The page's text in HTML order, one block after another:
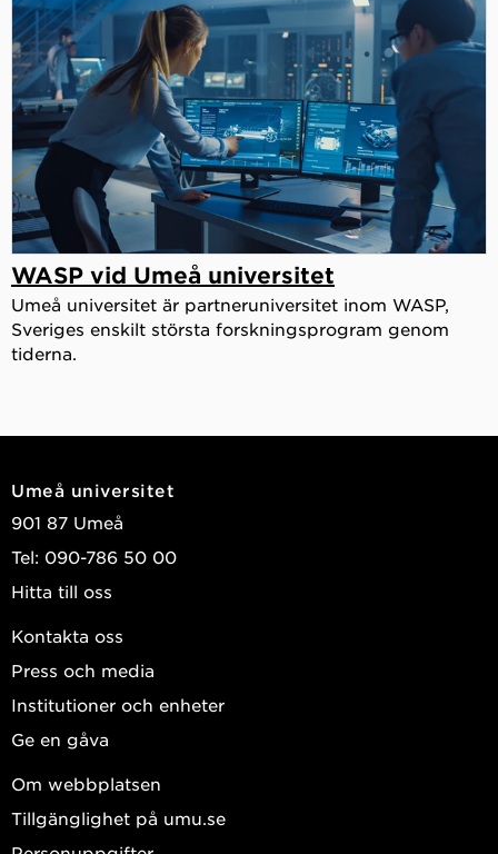
WASP vid Umeå universitet
Umeå universitet är partneruniversitet inom WASP,
Sveriges enskilt största forskningsprogram genom
tiderna.
Umeå universitet
901 87 Umeå
Tel: 090-786 50 00
Hitta till oss
Kontakta oss
Press och media
Institutioner och enheter
Ge en gåva
Om webbplatsen
Tillgänglighet på umu.se